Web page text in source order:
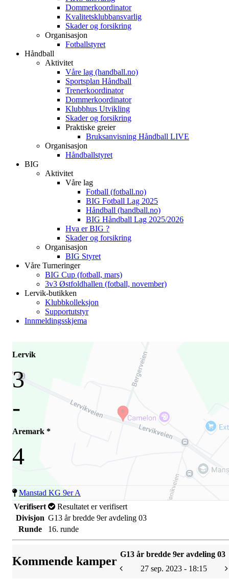
Dommerkoordinator
Kvalitetsklubbansvarlig
Skader og forsikring
Organisasjon
Fotballstyret
Håndball
Aktivitet
Våre lag (handball.no)
Sportsplan Håndball
Trenerkoordinator
Dommerkoordinator
Klubbhus Utvikling
Skader og forsikring
Praktiske greier
Bruksanvisning Håndball LIVE
Organisasjon
Håndballstyret
BIG
Aktivitet
Våre lag
Fotball (fotball.no)
BIG Fotball Lag 2025
Håndball (handball.no)
BIG Håndball Lag 2025/2026
Hva er BIG ?
Skader og forsikring
Organisasjon
BIG Styret
Våre Turneringer
BIG Cup (fotball, mars)
3v3 Østfoldhallen (fotball, november)
Lervik-butikken
Klubbkolleksjon
Supportutstyr
Innmeldingsskjema
Lervik
3
-
Aremark *
4
Manstad KG 9er A
Verifisert
Resultatet er verifisert
Divisjon G13 år bredde 9er avdeling 03
Runde
16. runde
Kommende kamper
G13 år bredde 9er avdeling 03
27 sep. 2023 - 18:15